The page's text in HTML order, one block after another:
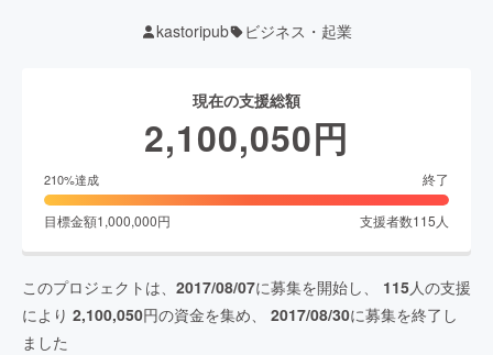
kastoripub ビジネス・起業
現在の支援総額
2,100,050円
210%達成 終了
目標金額1,000,000円 支援者数115 人
このプロジェクトは、 2017/08/07に募集を開始し、 115人の支援
により 2,100,050円の資金を集め、 2017/08/30に募集を終了し
ました